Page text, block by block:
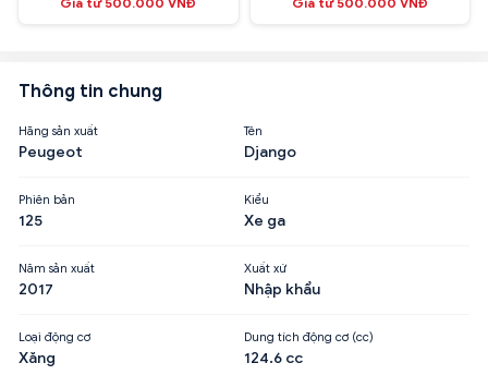
Thông tin chung
Hãng sản xuất
Peugeot
Tên
Django
Phiên bản
125
Kiểu
Xe ga
Năm sản xuất
2017
Xuất xứ
Nhập khẩu
Loại động cơ
Xăng
Dung tích động cơ (cc)
124.6 cc